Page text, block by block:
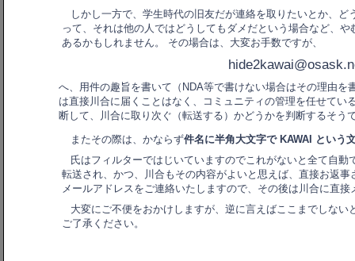
しかし一方で、学生時代の旧友だが連絡を取りたいとか、
って、それは他の人ではどうしてもダメだという場合など、
あるかもしれません。 その場合は、大変お手数ですが、
へ、用件の趣旨を書いて（NDA等で書けない場合はその理由を
は直接川合に届くことはなく、コミュニティの管理を任せてい
断して、川合に取り次ぐ（転送する）かどうかを判断するそう
またその際は、かならず件名に半角大文字で KAWAI という
氏はフィルターではじいていますのでこれがないと全て自
転送され、かつ、川合もその内容がよいと思えば、直接お返
メールアドレスをご連絡いたしますので、その後は川合に直
大変にご不便をおかけしますが、逆に言えばここまでしない
ご了承ください。